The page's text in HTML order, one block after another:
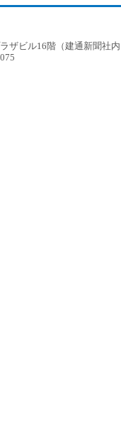
ザビル16階（建通新聞社